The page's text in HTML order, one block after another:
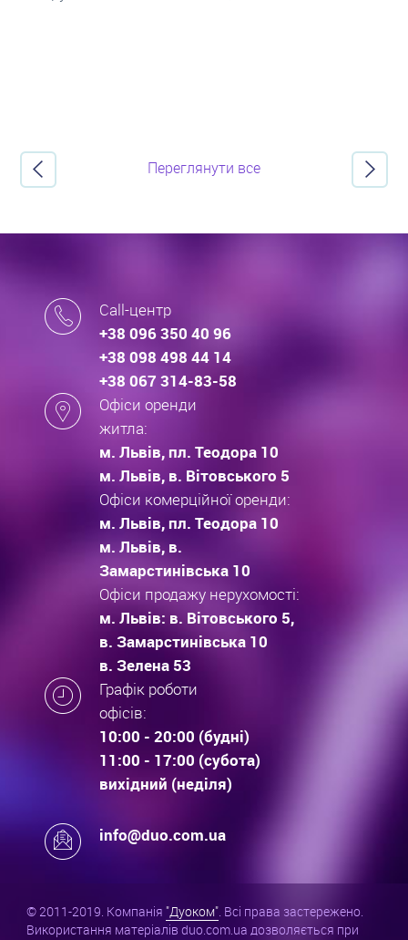
Переглянути все
Call-центр
+38 096 350 40 96
+38 098 498 44 14
+38 067 314-83-58
Офіси оренди
житла:
м. Львів, пл. Теодора 10
м. Львів, в. Вітовського 5
Офіси комерційної оренди:
м. Львів, пл. Теодора 10
м. Львів, в.
Замарстинівська 10
Офіси продажу нерухомості:
м. Львів: в. Вітовського 5,
в. Замарстинівська 10
в. Зелена 53
Графік роботи
офісів:
10:00 - 20:00 (будні)
11:00 - 17:00 (субота)
вихідний (неділя)
info@duo.com.ua
© 2011-2019. Компанія "Дуоком". Всі права застережено.
Використання матеріалів duo.com.ua дозволяється при